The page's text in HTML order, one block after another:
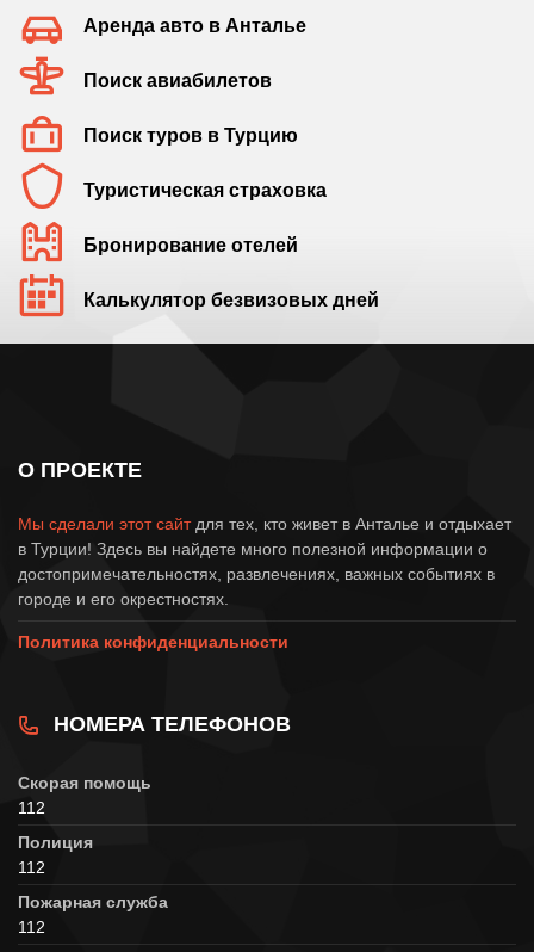
Аренда авто в Анталье
Поиск авиабилетов
Поиск туров в Турцию
Туристическая страховка
Бронирование отелей
Калькулятор безвизовых дней
О ПРОЕКТЕ
Мы сделали этот сайтдля тех, кто живет в Анталье и отдыхает
в Турции! Здесь вы найдете много полезной информации о
достопримечательностях, развлечениях, важных событиях в
городе и его окрестностях.
Политика конфиденциальности
НОМЕРА ТЕЛЕФОНОВ
Скорая помощь
112
Полиция
112
Пожарная служба
112